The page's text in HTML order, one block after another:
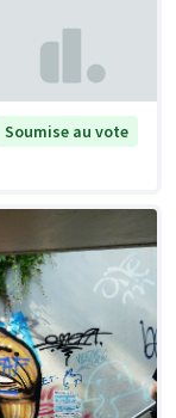
Soumise au vote